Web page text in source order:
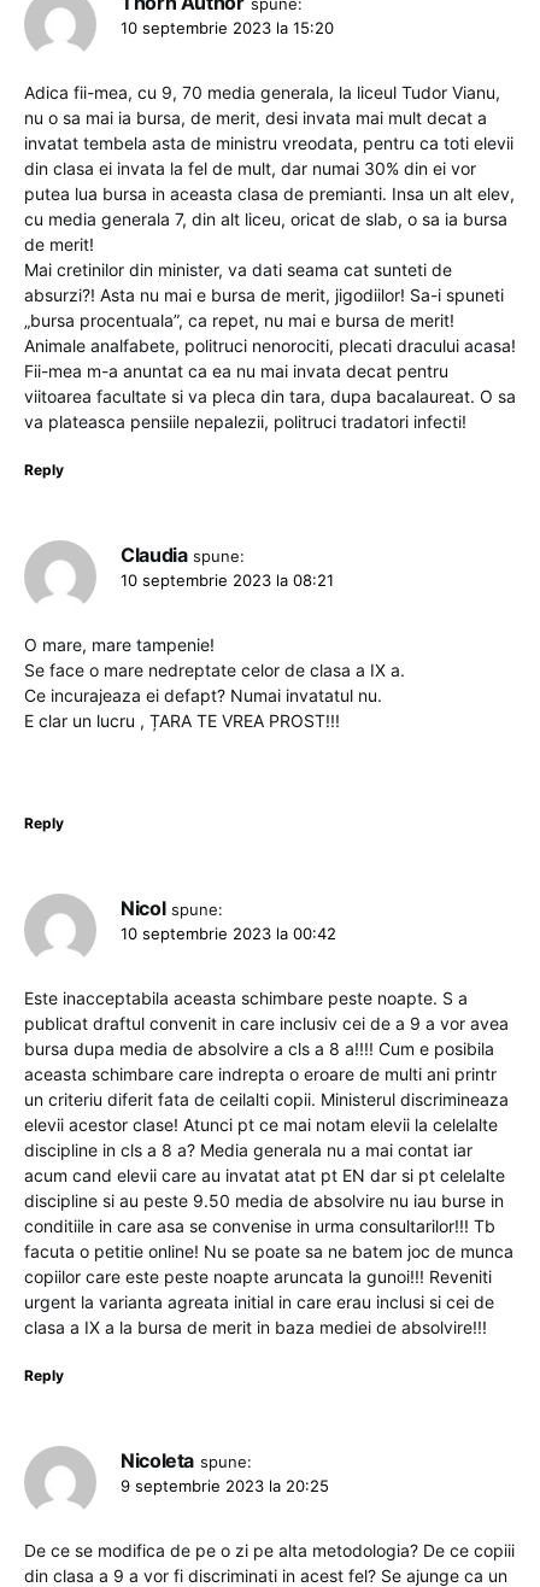
10 septembrie 2023 la 15:20
Adica fii-mea, cu 9, 70 media generala, la liceul Tudor Vianu,
nu o sa mai ia bursa, de merit, desi invata mai mult decat a
invatat tembela asta de ministru vreodata, pentru ca toti elevii
din clasa ei invata la fel de mult, dar numai 30% din ei vor
putea lua bursa in aceasta clasa de premianti. Insa un alt elev,
cu media generala 7, din alt liceu, oricat de slab, o sa ia bursa
de merit!
Mai cretinilor din minister, va dati seama cat sunteti de
absurzi?! Asta nu mai e bursa de merit, jigodiilor! Sa-i spuneti
„bursa procentuala”, ca repet, nu mai e bursa de merit!
Animale analfabete, politruci nenorociti, plecati dracului acasa!
Fii-mea m-a anuntat ca ea nu mai invata decat pentru
viitoarea facultate si va pleca din tara, dupa bacalaureat. O sa
va plateasca pensiile nepalezii, politruci tradatori infecti!
Reply
Claudia spune:
10 septembrie 2023 la 08:21
O mare, mare tampenie!
Se face o mare nedreptate celor de clasa a IX a.
Ce incurajeaza ei defapt? Numai invatatul nu.
E clar un lucru , ȚARA TE VREA PROST!!!
Reply
Nicol spune:
10 septembrie 2023 la 00:42
Este inacceptabila aceasta schimbare peste noapte. S a
publicat draftul convenit in care inclusiv cei de a 9 a vor avea
bursa dupa media de absolvire a cls a 8 a!!!! Cum e posibila
aceasta schimbare care indrepta o eroare de multi ani printr
un criteriu diferit fata de ceilalti copii. Ministerul discrimineaza
elevii acestor clase! Atunci pt ce mai notam elevii la celelalte
discipline in cls a 8 a? Media generala nu a mai contat iar
acum cand elevii care au invatat atat pt EN dar si pt celelalte
discipline si au peste 9.50 media de absolvire nu iau burse in
conditiile in care asa se convenise in urma consultarilor!!! Tb
facuta o petitie online! Nu se poate sa ne batem joc de munca
copiilor care este peste noapte aruncata la gunoi!!! Reveniti
urgent la varianta agreata initial in care erau inclusi si cei de
clasa a IX a la bursa de merit in baza mediei de absolvire!!!
Reply
Nicoleta spune:
9 septembrie 2023 la 20:25
De ce se modifica de pe o zi pe alta metodologia? De ce copiii
din clasa a 9 a vor fi discriminati in acest fel? Se ajunge ca un